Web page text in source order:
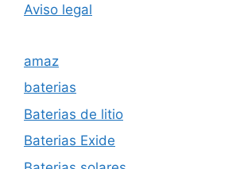
Aviso legal
amaz
baterias
Baterias de litio
Baterias Exide